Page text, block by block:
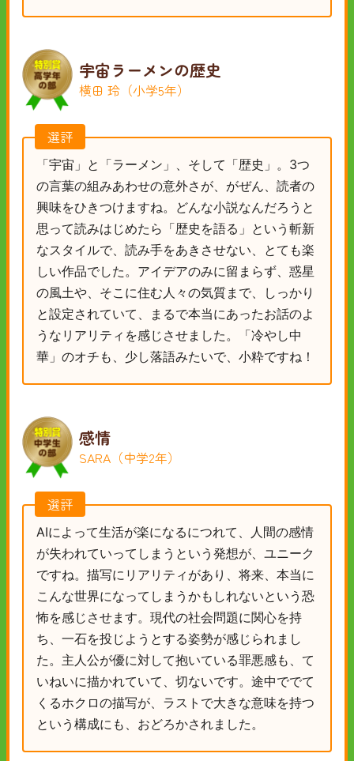
宇宙ラーメンの歴史
横田 玲（小学5年）
選評
「宇宙」と「ラーメン」、そして「歴史」。3つ
の言葉の組みあわせの意外さが、がぜん、読者の
興味をひきつけますね。どんな小説なんだろうと
思って読みはじめたら「歴史を語る」という斬新
なスタイルで、読み手をあきさせない、とても楽
しい作品でした。アイデアのみに留まらず、惑星
の風土や、そこに住む人々の気質まで、しっかり
と設定されていて、まるで本当にあったお話のよ
うなリアリティを感じさせました。「冷やし中
華」のオチも、少し落語みたいで、小粋ですね！
感情
SARA（中学2年）
選評
AIによって生活が楽になるにつれて、人間の感情
が失われていってしまうという発想が、ユニーク
ですね。描写にリアリティがあり、将来、本当に
こんな世界になってしまうかもしれないという恐
怖を感じさせます。現代の社会問題に関心を持
ち、一石を投じようとする姿勢が感じられまし
た。主人公が優に対して抱いている罪悪感も、て
いねいに描かれていて、切ないです。途中ででて
くるホクロの描写が、ラストで大きな意味を持つ
という構成にも、おどろかされました。